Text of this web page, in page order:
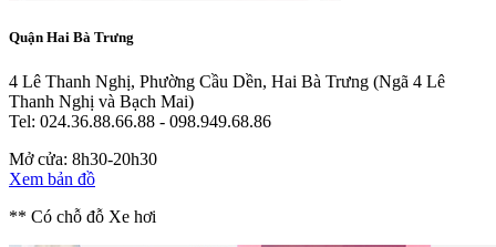
Quận Hai Bà Trưng
4 Lê Thanh Nghị, Phường Cầu Dền, Hai Bà Trưng (Ngã 4 Lê
Thanh Nghị và Bạch Mai)
Tel: 024.36.88.66.88 - 098.949.68.86
Mở cửa: 8h30-20h30
Xem bản đồ
** Có chỗ đỗ Xe hơi